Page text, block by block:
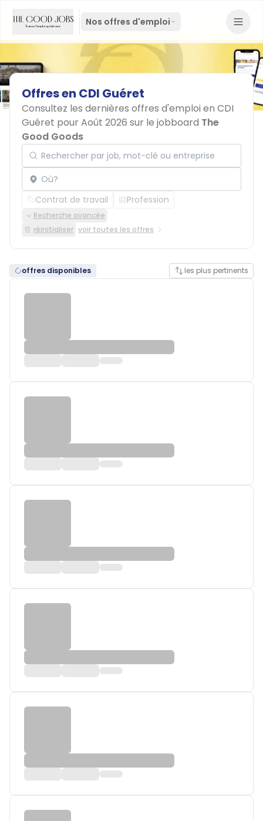
Nos offres d'emploi
Offresen CDI Guéret
Consultez les dernières offres d'emploi en CDI
Guéret pour Août 2026 sur le jobboard The
Good Goods
Rechercher par job, mot-clé ou entreprise
Localisation
Contrat de travail Profession
Recherche avancée
réinitialiser voir toutes les offres
offres disponibles les plus pertinents